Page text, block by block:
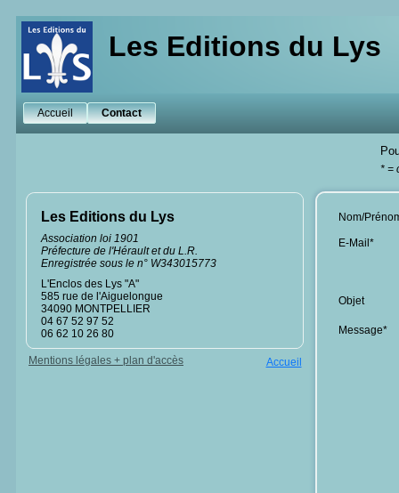
Les Editions du Lys
Accueil Contact
* =
Les Editions du Lys
Association loi 1901
Préfecture de l'Hérault et du L.R.
Enregistrée sous le n° W343015773
L'Enclos des Lys "A"
585 rue de l'Aiguelongue
34090 MONTPELLIER
04 67 52 97 52
06 62 10 26 80
Mentions légales + plan d'accès Accueil
Nom/
E-Mail*
Objet
Message*